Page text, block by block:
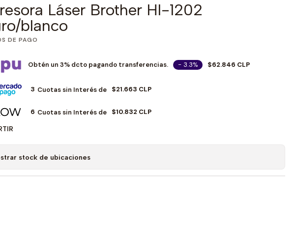
Láser Brother Hl-1202
blanco
DE PAGO
Obtén un 3% dcto pagando transferencias. - 3.3% $62.846 CLP
3 Cuotas sin Interés de $21.663 CLP
6 Cuotas sin Interés de $10.832 CLP
stock de ubicaciones